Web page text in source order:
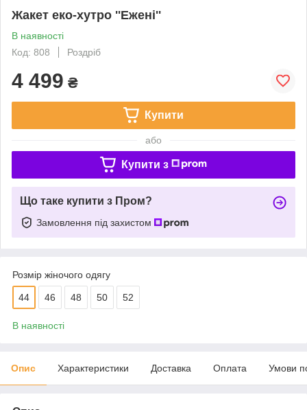
Жакет еко-хутро ''Ежені''
В наявності
Код: 808
Роздріб
4 499 ₴
Купити
або
Купити з
Що таке купити з Пром?
Замовлення під захистом
Розмір жіночого одягу
44 46 48 50 52
В наявності
Опис Характеристики Доставка Оплата Умови